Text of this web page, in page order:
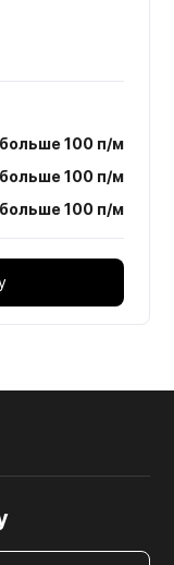
больше 100 п/м
больше 100 п/м
больше 100 п/м